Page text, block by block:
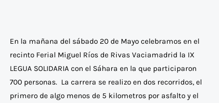
En la mañana del sábado 20 de Mayo celebramos en el
recinto Ferial Miguel Ríos de Rivas Vaciamadrid la IX
LEGUA SOLIDARIA con el Sáhara en la que participaron
700 personas. La carrera se realizo en dos recorridos, el
primero de algo menos de 5 kilometros por asfalto y el